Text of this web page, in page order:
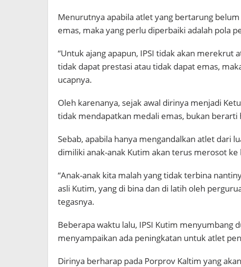
Menurutnya apabila atlet yang bertarung
emas, maka yang perlu diperbaiki adalah pola
“Untuk ajang apapun, IPSI tidak akan merekrut
tidak dapat prestasi atau tidak dapat emas,
ucapnya.
Oleh karenanya, sejak awal dirinya menjadi
tidak mendapatkan medali emas, bukan
Sebab, apabila hanya mengandalkan atlet dari
dimiliki anak-anak Kutim akan terus merosot ke
“Anak-anak kita malah yang tidak terbina
asli Kutim, yang di bina dan di latih oleh
tegasnya.
Beberapa waktu lalu, IPSI Kutim menyumbang
menyampaikan ada peningkatan untuk atlet
Dirinya berharap pada Porprov Kaltim yang